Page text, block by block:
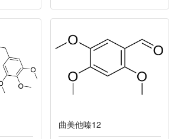
曲美他嗪12